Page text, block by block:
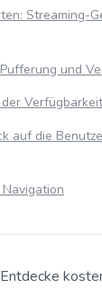
Streaming-
und
Verfügbarkeit
auf die
Entdecke